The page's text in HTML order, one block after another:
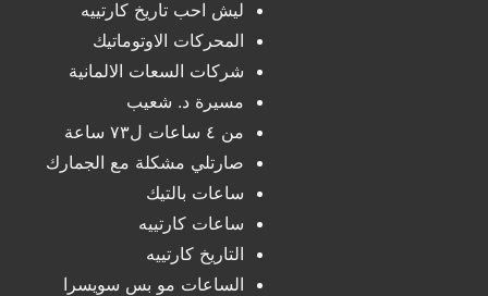
ليش احب تاريخ كارتييه
المحركات الاوتوماتيك
شركات السعات الالمانية
مسيرة د. شعيب
من ٤ ساعات ل٧٣ ساعة
صارتلي مشكلة مع الجمارك
ساعات بالتيك
ساعات كارتييه
التاريخ كارتييه
الساعات مو بس سويسرا